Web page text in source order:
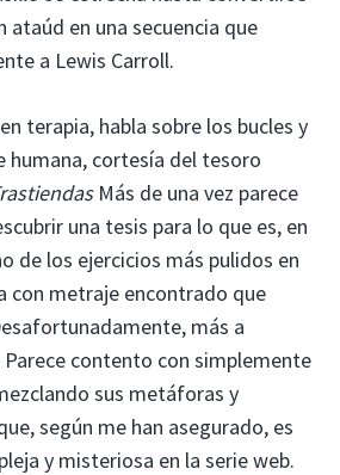
ataúd en una secuencia que
a Lewis Carroll.
terapia, habla sobre los bucles y
humana, cortesía del tesoro
Más de una vez parece
una tesis para lo que es, en
de los ejercicios más pulidos en
con metraje encontrado que
más a
Parece contento con simplemente
sus metáforas y
según me han asegurado, es
y misteriosa en la serie web.